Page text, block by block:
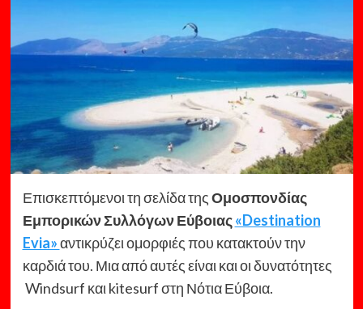
Επισκεπτόμενοι τη σελίδα τηςΟμοσπονδίας
Εμπορικών Συλλόγων Εύβοιας«Destination
Evia»αντικρύζει ομορφιές που κατακτούν την
καρδιά του. Μια από αυτές είναι και οι δυνατότητες
Windsurf και kitesurf στη Νότια Εύβοια.